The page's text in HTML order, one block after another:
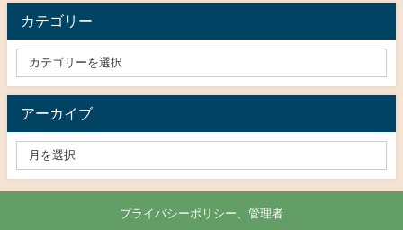
カテゴリー
アーカイブ
プライバシーポリシー、管理者